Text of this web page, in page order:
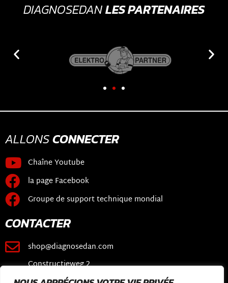
DIAGNOSEDANLES PARTENAIRES
ALLONSCONNECTER
Chaîne Youtube
la page Facebook
Groupe de support technique mondial
CONTACTER
shop@diagnosedan.com
Constructieweg 2
3641 SB Mijdrecht